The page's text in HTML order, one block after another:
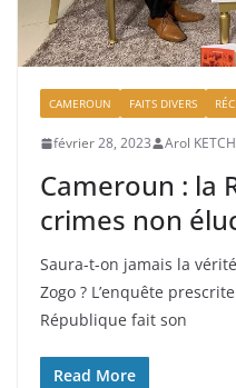
CAMEROUN FAITS DIVERS
février 28, 2023 Arol
Cameroun : la
crimes non
Saura-t-on jamais la
Zogo ? L’enquête
République fait son
Read More